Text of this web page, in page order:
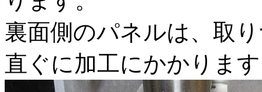
裏面側のパネルは、取
直ぐに加工にかかりま